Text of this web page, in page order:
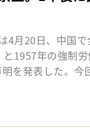
4月20日、中国
1957年の強制
を発表した。今